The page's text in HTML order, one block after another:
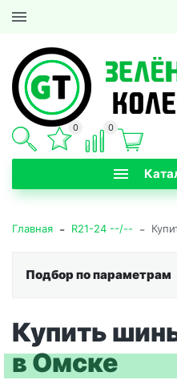
0 0
Главная - R21-24 --/-- -
Подбор по параметрам
Купить
в Омске